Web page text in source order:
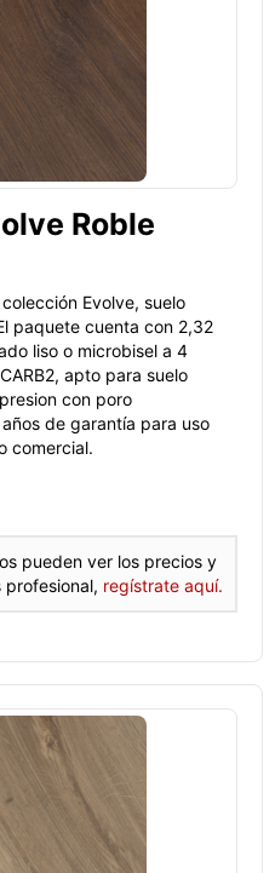
Roble
Evolve, suelo
paquete cuenta con 2,32
liso o microbisel a 4
apto para suelo
con poro
de garantía para uso
comercial.
pueden ver los precios y
regístrate aquí.